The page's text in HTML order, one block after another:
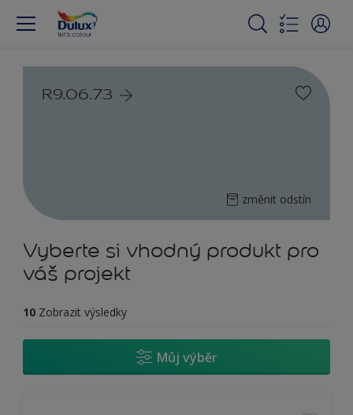
R9.06.73
změnit odstín
Vyberte si vhodný produkt pro
váš projekt
10 Zobrazit výsledky
Můj výběr